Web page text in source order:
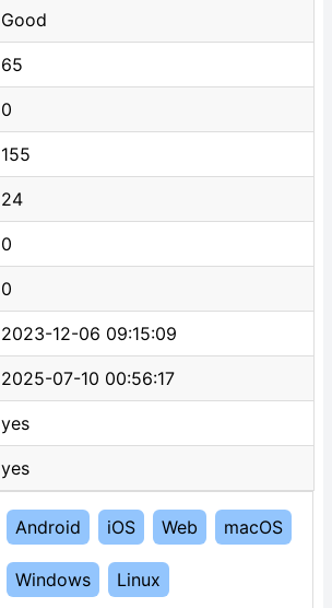
Good
65
0
155
24
0
0
2023-12-06 09:15:09
2025-07-10 00:56:17
yes
yes
Android iOS Web macOS
Windows Linux